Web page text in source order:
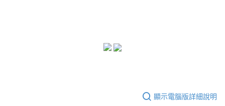
顯示電腦版詳細說明